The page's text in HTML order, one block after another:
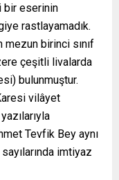
bir eserinin
rastlayamadık.
mezun birinci sınıf
çeşitli livalarda
bulunmuştur.
vilâyet
Tevfik Bey aynı
imtiyaz